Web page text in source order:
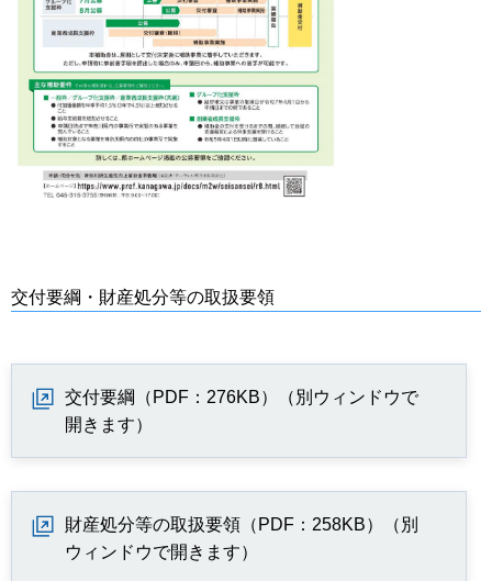
交付要綱・財産処分等の取扱要領
交付要綱（PDF：276KB）（別ウィンドウで
開きます）
財産処分等の取扱要領（PDF：258KB）（別
ウィンドウで開きます）